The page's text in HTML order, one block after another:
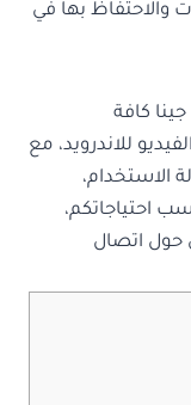
والاحتفاظ بها في
كافة
للاندرويد، مع
الاستخدام،
احتياجاتكم،
حول اتصال